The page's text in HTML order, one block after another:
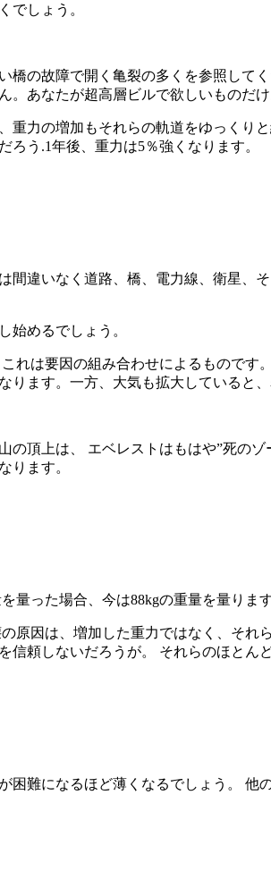
でしょう。
の故障で開く亀裂の多くを参照して
あなたが超高層ビルで欲しいものだ
力の増加もそれらの軌道をゆっくり
う.1年後、重力は5％強くなります。
間違いなく道路、橋、電力線、衛星、
始めるでしょう。
れは要因の組み合わせによるもので
ます。一方、大気も拡大していると
頂上は、 エベレストはもはや”死の
ります。
量った場合、今は88kgの重量を量ります
原因は、増加した重力ではなく、そ
頼しないだろうが。 それらのほとん
難になるほど薄くなるでしょう。 他